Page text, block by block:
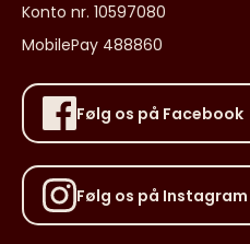
Konto nr. 10597080
MobilePay 488860
Følg os på Facebook
Følg os på Instagram